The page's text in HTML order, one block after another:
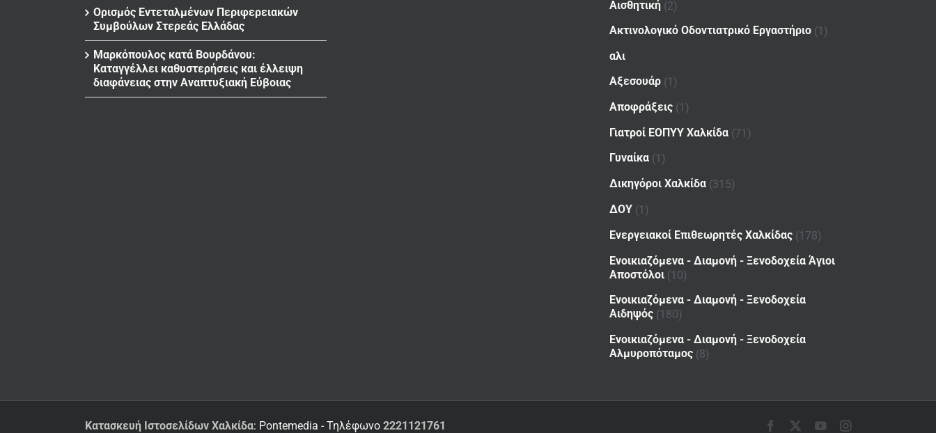
Ορισμός Εντεταλμένων Περιφερειακών
Συμβούλων Στερεάς Ελλάδας
Μαρκόπουλος κατά Βουρδάνου:
Καταγγέλλει καθυστερήσεις και έλλειψη
διαφάνειας στην Αναπτυξιακή Εύβοιας
Αισθητική (2)
Ακτινολογικό Οδοντιατρικό Εργαστήριο (1)
αλι
Αξεσουάρ (1)
Αποφράξεις (1)
Γιατροί ΕΟΠΥΥ Χαλκίδα (71)
Γυναίκα (1)
Δικηγόροι Χαλκίδα (315)
ΔΟΥ (1)
Ενεργειακοί Επιθεωρητές Χαλκίδας (178)
Ενοικιαζόμενα - Διαμονή - Ξενοδοχεία Άγιοι
Αποστόλοι (10)
Ενοικιαζόμενα - Διαμονή - Ξενοδοχεία
Αιδηψός (180)
Ενοικιαζόμενα - Διαμονή - Ξενοδοχεία
Αλμυροπόταμος (8)
Κατασκευή Ιστοσελίδων Χαλκίδα: Pontemedia - Τηλέφωνο 2221121761 Facebook YouTube